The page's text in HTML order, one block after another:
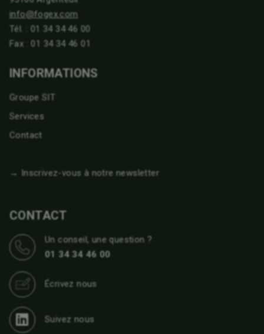
info@fogex.com
Tél. : 01 34 34 46 00
Fax : 01 34 34 46 01
INFORMATIONS
Groupe SIT
Services
Contact
→ Inscrivez-vous à notre newsletter
CONTACT
Un conseil, une question ?
01 34 34 46 00
Écrivez nous
Suivez nous